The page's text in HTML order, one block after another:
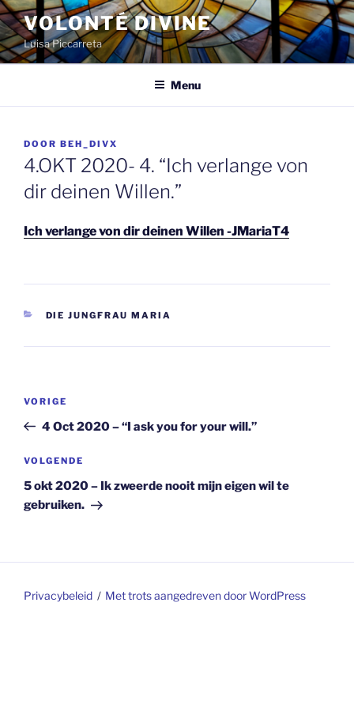
Spring
naar
de
inhoud
VOLONTÉ DIVINE
Luisa Piccarreta
Menu
GEPLAATST
OP
DOOR BEH_DIVX
4.OKT 2020- 4. “Ich verlange von
dir deinen Willen.”
Ich verlange von dir deinen Willen -JMariaT4
CATEGORIEËN
DIE JUNGFRAU MARIA
Vorig
bericht
VORIGE
4 Oct 2020 – “I ask you for your will.”
Volgend
bericht
VOLGENDE
5 okt 2020 – Ik zweerde nooit mijn eigen wil te
gebruiken.
Privacybeleid Met trots aangedreven door WordPress